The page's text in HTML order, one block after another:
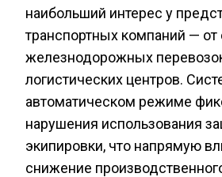
наибольший интерес у
транспортных компаний — от
железнодорожных
логистических центров.
автоматическом режиме
нарушения использования
экипировки, что напрямую
снижение